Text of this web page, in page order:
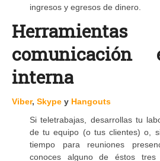
ingresos y egresos de dinero.
comunicación
interna
Viber, Skype y Hangouts
Si teletrabajas, desarrollas tu
de tu equipo (o tus clientes) o,
tiempo para reuniones
conoces alguno de éstos